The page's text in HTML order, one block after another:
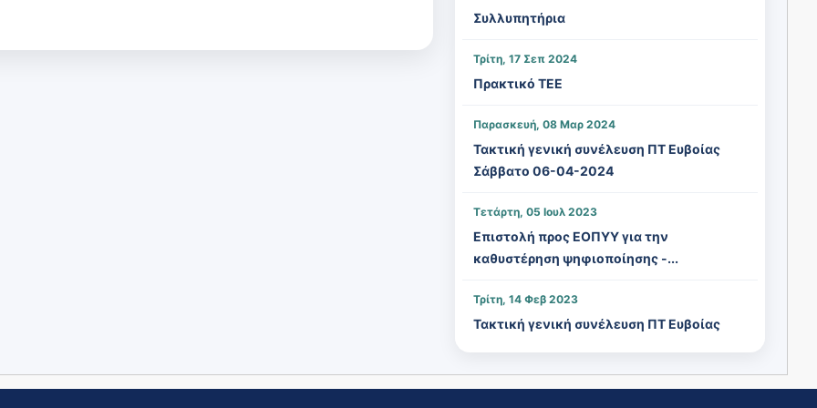
Συλλυπητήρια
Τρίτη, 17 Σεπ 2024
Πρακτικό ΤΕΕ
Παρασκευή, 08 Μαρ 2024
Τακτική γενική συνέλευση ΠΤ Ευβοίας
Σάββατο 06-04-2024
Τετάρτη, 05 Ιουλ 2023
Επιστολή προς ΕΟΠΥΥ για την
καθυστέρηση ψηφιοποίησης -...
Τρίτη, 14 Φεβ 2023
Τακτική γενική συνέλευση ΠΤ Ευβοίας